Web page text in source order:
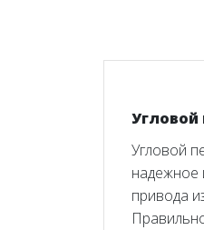
Угловой
Угловой
надежное
привода